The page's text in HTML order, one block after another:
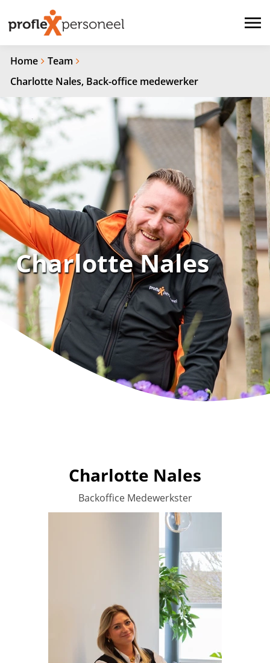
Home
Team
Charlotte Nales, Back-office medewerker
Charlotte Nales
Charlotte Nales
Backoffice Medewerkster